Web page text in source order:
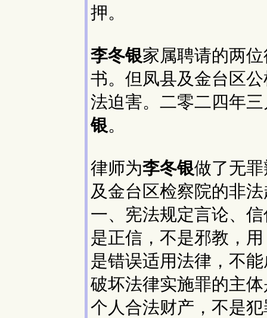
押。
李冬银家属聘请的两
书。但凤县及金台区
法迫害。二零二四年
银。
律师为李冬银做了无
及金台区检察院的非
一、宪法规定言论、
是正信，不是邪教，
是错误适用法律，不
破坏法律实施罪的主
个人合法财产，不是